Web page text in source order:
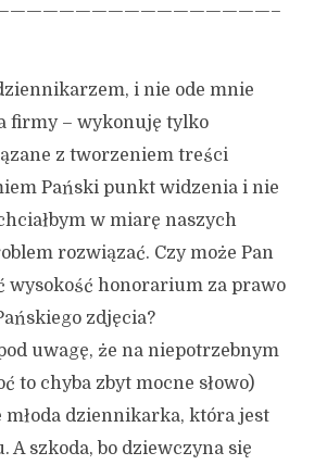
i nie ode mnie
firmy – wykonuję tylko
z tworzeniem treści
Pański punkt widzenia i nie
w miarę naszych
rozwiązać. Czy może Pan
wysokość honorarium za prawo
zdjęcia?
uwagę, że na niepotrzebnym
to chyba zbyt mocne słowo)
młoda dziennikarka, która jest
A szkoda, bo dziewczyna się